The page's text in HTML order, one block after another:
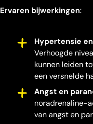
Ervaren bijwerkingen:
Hypertensie
Verhoogde
kunnen leiden
een versnelde
Angst en
noradrenaline-
van angst en